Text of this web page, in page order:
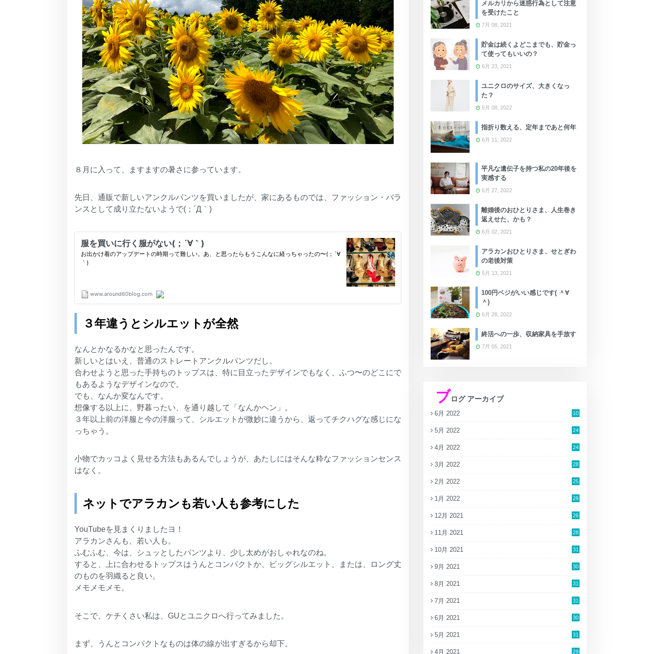
８月に入って、ますますの暑さに参っています。
先日、通販で新しいアンクルパンツを買いましたが、家にあるものでは、ファッション・バラ
ンスとして成り立たないようで(；´Д｀)
３年違うとシルエットが全然
なんとかなるかなと思ったんです。
新しいとはいえ、普通のストレートアンクルパンツだし。
合わせようと思った手持ちのトップスは、特に目立ったデザインでもなく、ふつ〜のどこにで
もあるようなデザインなので。
でも、なんか変なんです。
想像する以上に、野暮ったい、を通り越して「なんかヘン」。
３年以上前の洋服と今の洋服って、シルエットが微妙に違うから、返ってチクハグな感じにな
っちゃう。
小物でカッコよく見せる方法もあるんでしょうが、あたしにはそんな粋なファッションセンス
はなく。
ネットでアラカンも若い人も参考にした
YouTubeを見まくりましたヨ！
アラカンさんも、若い人も。
ふむふむ、今は、シュッとしたパンツより、少し太めがおしゃれなのね。
すると、上に合わせるトップスはうんとコンパクトか、ビッグシルエット、または、ロング丈
のものを羽織ると良い。
メモメモメモ。
そこで、ケチくさい私は、GUとユニクロへ行ってみました。
まず、うんとコンパクトなものは体の線が出すぎるから却下。
メルカリから迷惑行為として注意
を受けたこと
7月 08, 2021
貯金は続くよどこまでも、貯金っ
て使ってもいいの？
6月 23, 2021
ユニクロのサイズ、大きくなっ
た？
5月 08, 2022
指折り数える、定年まであと何年
6月 11, 2022
平凡な遺伝子を持つ私の20年後を
実感する
6月 27, 2022
離婚後のおひとりさま、人生巻き
返えせた、かも？
6月 02, 2021
アラカンおひとりさま、せとぎわ
の老後対策
5月 13, 2021
100円ベジがいい感じです( ＾∀
＾)
6月 28, 2022
終活への一歩、収納家具を手放す
7月 05, 2021
ブログ アーカイブ
6月 2022 10
5月 2022 24
4月 2022 24
3月 2022 28
2月 2022 25
1月 2022 28
12月 2021 26
11月 2021 28
10月 2021 31
9月 2021 30
8月 2021 31
7月 2021 31
6月 2021 30
5月 2021 31
4月 2021 29